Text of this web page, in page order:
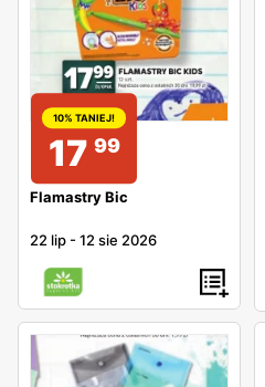
10% TANIEJ!
17 99
Flamastry Bic
22 lip -12 sie 2026